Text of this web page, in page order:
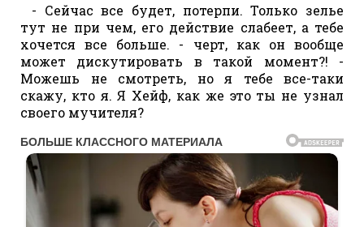
- Сейчас все будет, потерпи. Только зелье
тут не при чем, его действие слабеет, а тебе
хочется все больше. - черт, как он вообще
может дискутировать в такой момент?! -
Можешь не смотреть, но я тебе все-таки
скажу, кто я. Я Хейф, как же это ты не узнал
своего мучителя?